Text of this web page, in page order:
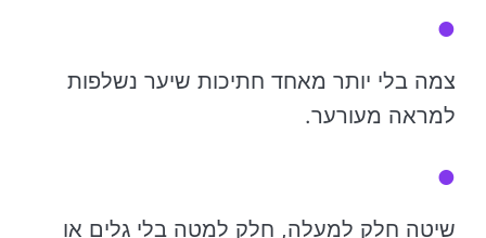
צמה בלי יותר מאחד חתיכות שיער נשלפות
למראה מעורער.
שיטה חלק למעלה, חלק למטה בלי גלים או